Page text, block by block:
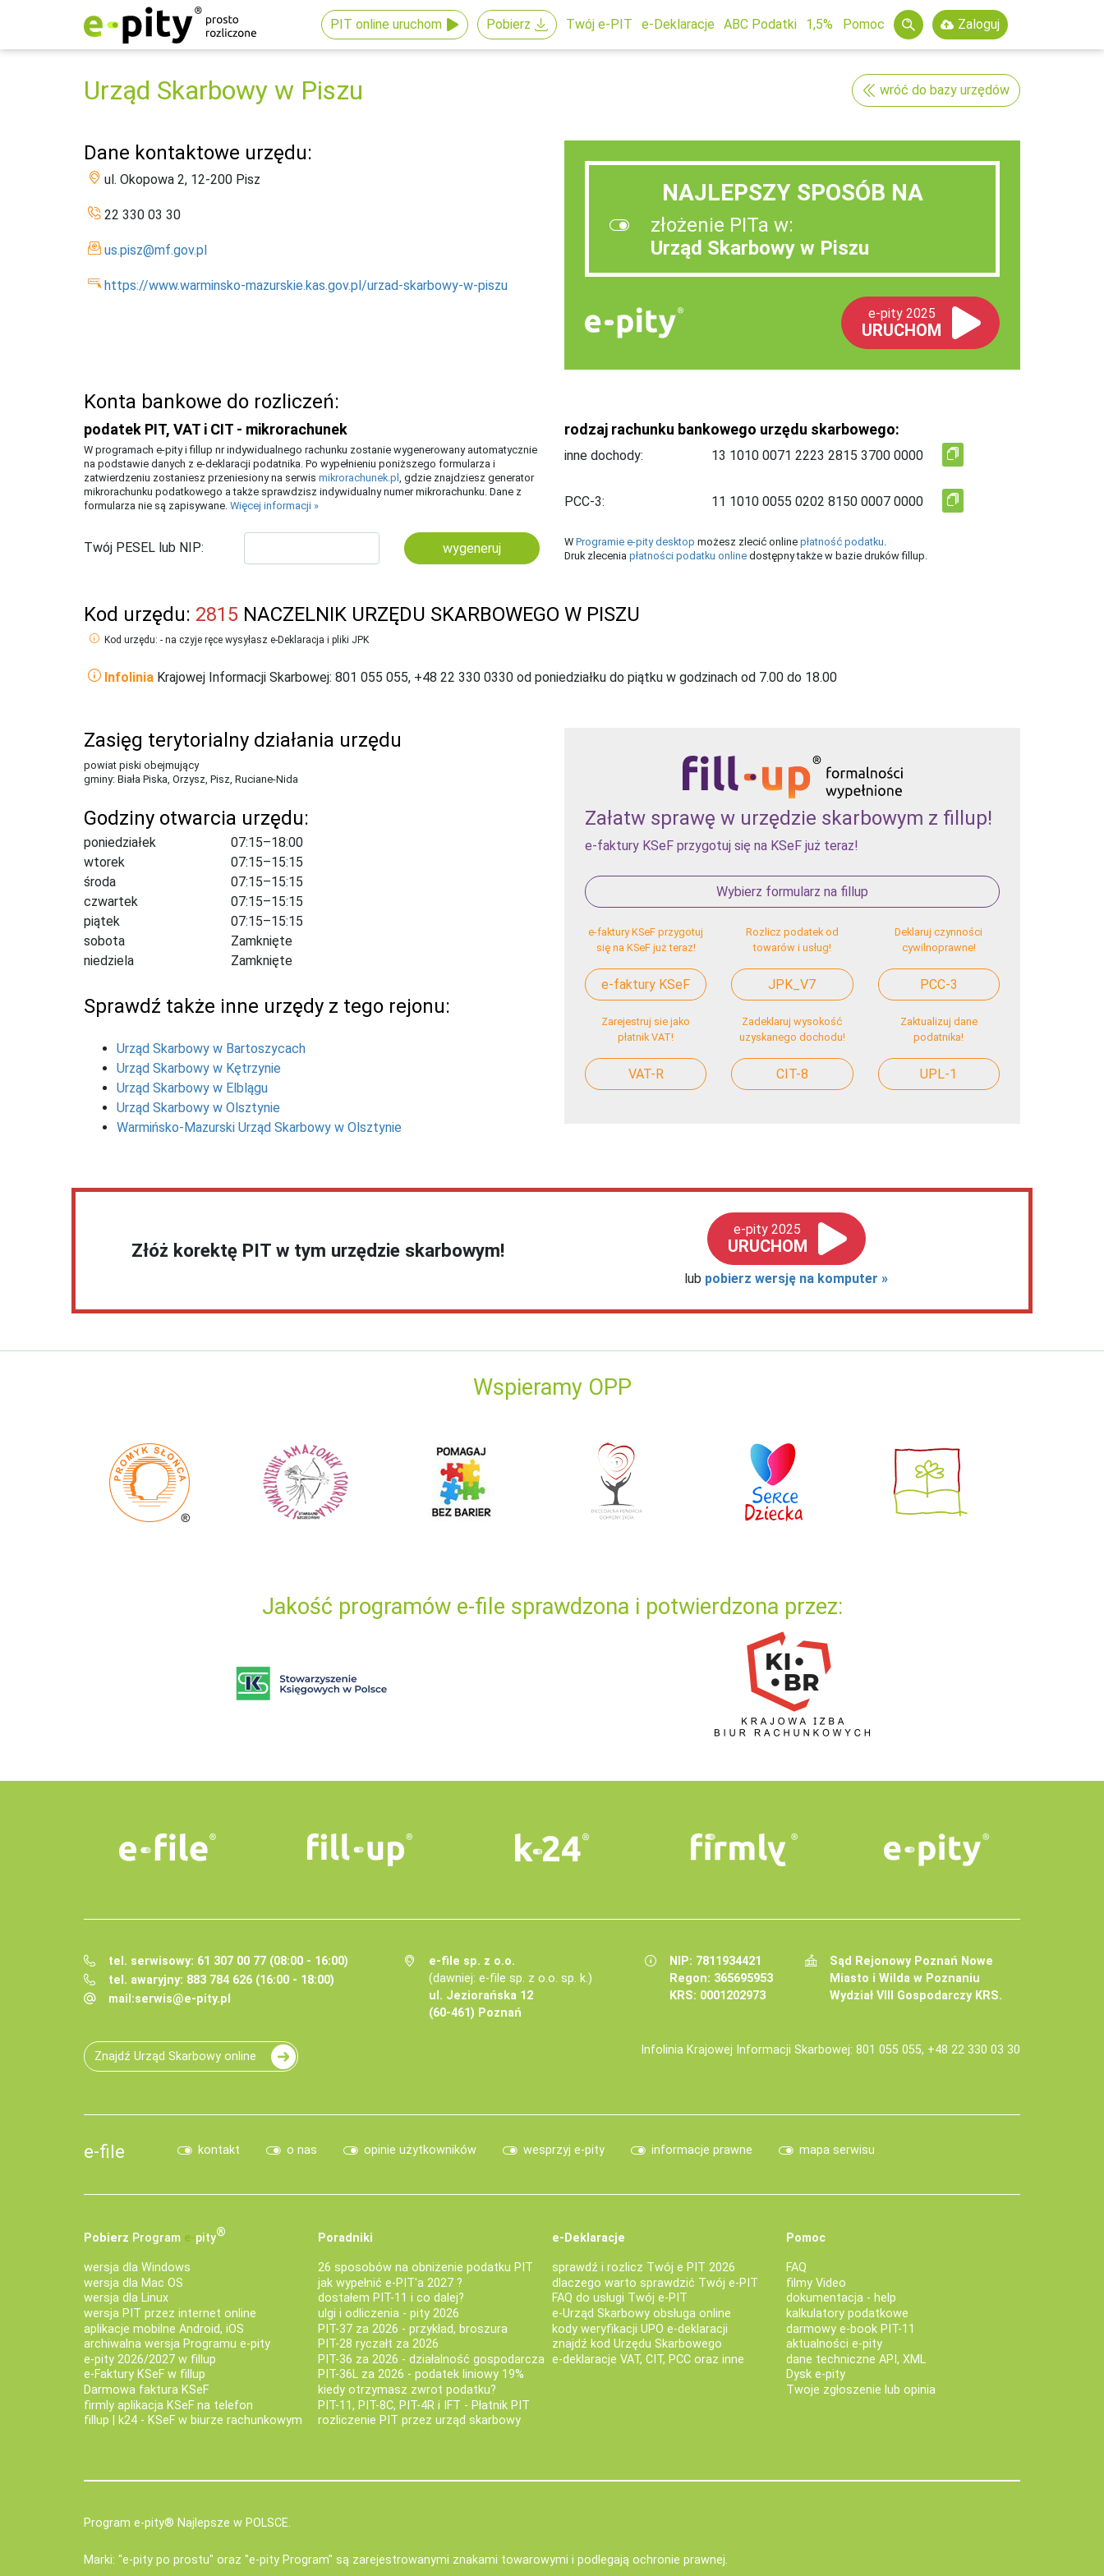
PIT online uruchom Pobierz Twój e-PIT e-Deklaracje ABC Podatki 1,5% Pomoc Zaloguj
Urząd Skarbowy w Piszu wróć do bazy urzędów
Dane kontaktowe urzędu:
ul. Okopowa 2, 12-200 Pisz
22 330 03 30
us.pisz@mf.gov.pl
https://www.warminsko-mazurskie.kas.gov.pl/urzad-skarbowy-w-piszu
NAJLEPSZY SPOSÓB NA
złożenie PITa w:
Urząd Skarbowy w Piszu
e-pity 2025
URUCHOM
Konta bankowe do rozliczeń:
podatek PIT, VAT i CIT - mikrorachunek
W programach e-pity i fillup nr indywidualnego rachunku zostanie wygenerowany automatycznie
na podstawie danych z e-deklaracji podatnika. Po wypełnieniu poniższego formularza i
zatwierdzeniu zostaniesz przeniesiony na serwis mikrorachunek.pl , gdzie znajdziesz generator
mikrorachunku podatkowego a także sprawdzisz indywidualny numer mikrorachunku. Dane z
formularza nie są zapisywane. Więcej informacji »
Twój PESEL lub NIP: wygeneruj
rodzaj rachunku bankowego urzędu skarbowego:
inne dochody:
PCC-3:
W Programie e-pity desktop możesz zlecić online płatność podatku
Druk zlecenia płatności podatku online dostępny także w bazie druków fillup.
Kod urzędu: 2815 NACZELNIK URZĘDU SKARBOWEGO W PISZU
Kod urzędu: - na czyje ręce wysyłasz e-Deklaracja i pliki JPK
Infolinia Krajowej Informacji Skarbowej: 801 055 055, +48 22 330 0330 od poniedziałku do piątku w godzinach od 7.00 do 18.00
Zasięg terytorialny działania urzędu
powiat piski obejmujący
gminy: Biała Piska, Orzysz, Pisz, Ruciane-Nida
Godziny otwarcia urzędu:
poniedziałek
07:15–18:00
wtorek
07:15–15:15
środa
07:15–15:15
czwartek
07:15–15:15
piątek
07:15–15:15
sobota
Zamknięte
niedziela
Zamknięte
Sprawdź także inne urzędy z tego rejonu:
Urząd Skarbowy w Bartoszycach
Urząd Skarbowy w Kętrzynie
Urząd Skarbowy w Elblągu
Urząd Skarbowy w Olsztynie
Warmińsko-Mazurski Urząd Skarbowy w Olsztynie
Załatw sprawę w urzędzie skarbowym z fillup!
e-faktury KSeF przygotuj się na KSeF już teraz!
Wybierz formularz na fillup
e-faktury KSeF przygotuj
się na KSeF już teraz!
e-faktury KSeF
Rozlicz podatek od
towarów i usług!
JPK_V7
Deklaruj czynności
cywilnoprawne!
PCC-3
Zarejestruj sie jako
płatnik VAT!
VAT-R
Zadeklaruj wysokość
uzyskanego dochodu!
CIT-8
Zaktualizuj dane
podatnika!
UPL-1
Złóż korektę PIT w tym urzędzie skarbowym!
e-pity 2025
URUCHOM
lub pobierz wersję na komputer
Wspieramy OPP
Jakość programów e-file sprawdzona i potwierdzona przez:
tel. serwisowy: 61 307 00 77 (08:00 - 16:00)
tel. awaryjny: 883 784 626 (16:00 - 18:00)
mail:serwis@e-pity.pl
e-file sp. z o.o.
(dawniej: e-file sp. z o.o. sp. k.)
ul. Jeziorańska 12
(60-461) Poznań
NIP: 7811934421
Regon: 365695953
KRS: 0001202973
Sąd Rejonowy Poznań Nowe
Miasto i Wilda w Poznaniu
Wydział VIII Gospodarczy KRS.
Znajdź Urząd Skarbowy online Infolinia Krajowej Informacji Skarbowej: 801 055 055, +48 22 330 03 30
e-file kontakt o nas opinie użytkowników wesprzyj e-pity informacje prawne mapa serwisu
Pobierz Program e‑pity®
wersja dla Windows
wersja dla Mac OS
wersja dla Linux
wersja PIT przez internet online
aplikacje mobilne Android, iOS
archiwalna wersja Programu e-pity
e-pity 2026/2027 w fillup
e‑Faktury KSeF w fillup
Darmowa faktura KSeF
firmly aplikacja KSeF na telefon
fillup | k24 - KSeF w biurze rachunkowym
Poradniki
26 sposobów na obniżenie podatku PIT
jak wypełnić e-PIT'a 2027 ?
dostałem PIT-11 i co dalej?
ulgi i odliczenia - pity 2026
PIT-37 za 2026 - przykład, broszura
PIT-28 ryczałt za 2026
PIT-36 za 2026 - działalność gospodarcza
PIT-36L za 2026 - podatek liniowy 19%
kiedy otrzymasz zwrot podatku?
PIT-11, PIT-8C, PIT-4R i IFT - Płatnik PIT
rozliczenie PIT przez urząd skarbowy
e-Deklaracje
sprawdź i rozlicz Twój e PIT 2026
dlaczego warto sprawdzić Twój e-PIT
FAQ do usługi Twój e-PIT
e-Urząd Skarbowy obsługa online
kody weryfikacji UPO e-deklaracji
znajdź kod Urzędu Skarbowego
e-deklaracje VAT, CIT, PCC oraz inne
Pomoc
FAQ
filmy Video
dokumentacja - help
kalkulatory podatkowe
darmowy e-book PIT-11
aktualności e-pity
dane techniczne API, XML
Dysk e-pity
Twoje zgłoszenie lub opinia
Program e-pity® Najlepsze w POLSCE.
Marki: "e-pity po prostu" oraz "e-pity Program" są zarejestrowanymi znakami towarowymi i podlegają ochronie prawnej.